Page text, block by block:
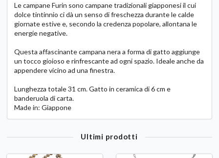
Le campane Furin sono campane tradizionali giapponesi il cui
dolce tintinnio ci dà un senso di freschezza durante le calde
giornate estive e, secondo la credenza popolare, allontana le
energie negative.
Questa affascinante campana nera a forma di gatto aggiunge
un tocco gioioso e rinfrescante ad ogni spazio. Ideale anche da
appendere vicino ad una finestra.
Lunghezza totale 31 cm. Gatto in ceramica di 6 cm e
banderuola di carta.
Made in: Giappone
Ultimi prodotti